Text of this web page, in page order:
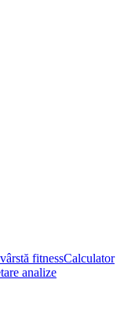
fitnessCalculator
analize